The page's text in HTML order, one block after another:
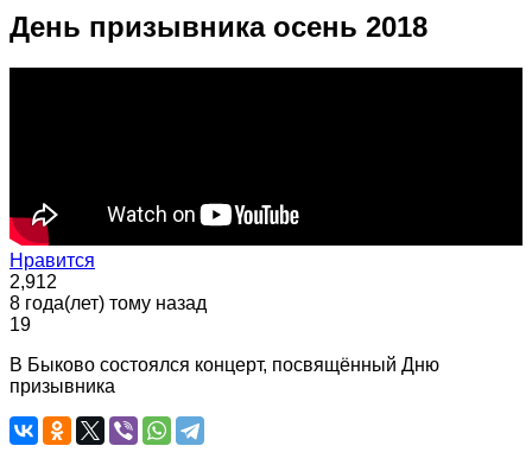
День призывника осень 2018
Нравится
2,912
8 года(лет) тому назад
19
В Быково состоялся концерт, посвящённый Дню
призывника